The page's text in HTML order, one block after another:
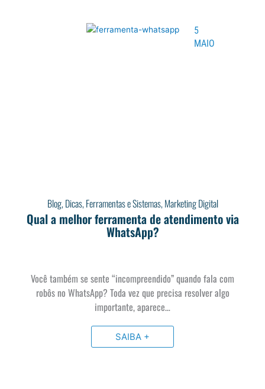
Blog,Dicas,Ferramentas e Sistemas,Marketing Digital
Qual a melhor ferramenta de atendimento via
WhatsApp?
5
MAIO
Você também se sente “incompreendido” quando fala com
robôs no WhatsApp? Toda vez que precisa resolver algo
importante, aparece…
SAIBA +